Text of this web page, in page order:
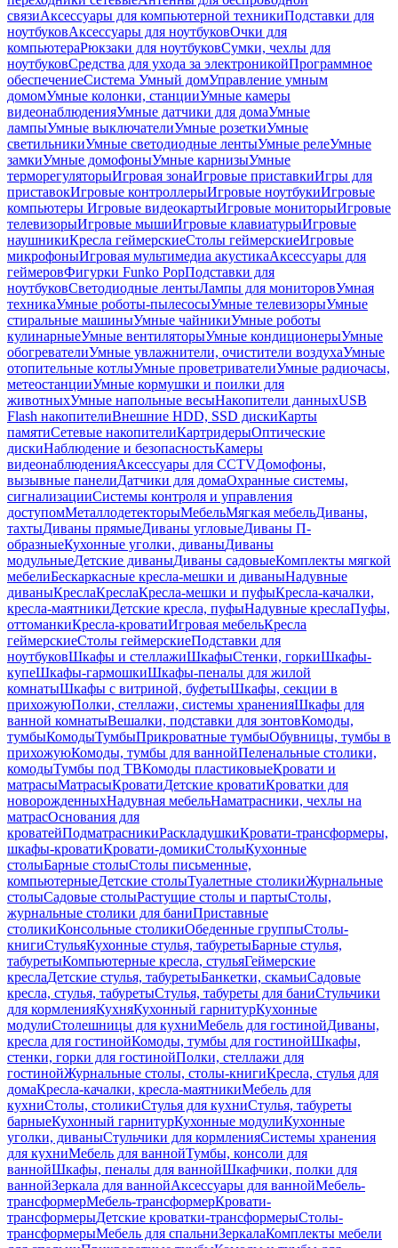
связиАксессуары для компьютерной техникиПодставки для
ноутбуковАксессуары для ноутбуковОчки для
компьютераРюкзаки для ноутбуковСумки, чехлы для
ноутбуковСредства для ухода за электроникойПрограммное
обеспечениеСистема Умный домУправление умным
домомУмные колонки, станцииУмные камеры
видеонаблюденияУмные датчики для домаУмные
лампыУмные выключателиУмные розеткиУмные
светильникиУмные светодиодные лентыУмные релеУмные
замкиУмные домофоныУмные карнизыУмные
терморегуляторыИгровая зонаИгровые приставкиИгры для
приставокИгровые контроллерыИгровые ноутбукиИгровые
компьютеры Игровые видеокартыИгровые мониторыИгровые
телевизорыИгровые мышиИгровые клавиатурыИгровые
наушникиКресла геймерскиеСтолы геймерскиеИгровые
микрофоныИгровая мультимедиа акустикаАксессуары для
геймеровФигурки Funko PopПодставки для
ноутбуковСветодиодные лентыЛампы для мониторовУмная
техникаУмные роботы-пылесосыУмные телевизорыУмные
стиральные машиныУмные чайникиУмные роботы
кулинарныеУмные вентиляторыУмные кондиционерыУмные
обогревателиУмные увлажнители, очистители воздухаУмные
отопительные котлыУмные проветривателиУмные радиочасы,
метеостанцииУмные кормушки и поилки для
животныхУмные напольные весыНакопители данныхUSB
Flash накопителиВнешние HDD, SSD дискиКарты
памятиСетевые накопителиКартридерыОптические
дискиНаблюдение и безопасностьКамеры
видеонаблюденияАксессуары для CCTVДомофоны,
вызывные панелиДатчики для домаОхранные системы,
сигнализацииСистемы контроля и управления
доступомМеталлодетекторыМебельМягкая мебельДиваны,
тахтыДиваны прямыеДиваны угловыеДиваны П-
образныеКухонные уголки, диваныДиваны
модульныеДетские диваныДиваны садовыеКомплекты мягкой
мебелиБескаркасные кресла-мешки и диваныНадувные
диваныКреслаКреслаКресла-мешки и пуфыКресла-качалки,
кресла-маятникиДетские кресла, пуфыНадувные креслаПуфы,
оттоманкиКресла-кроватиИгровая мебельКресла
геймерскиеСтолы геймерскиеПодставки для
ноутбуковШкафы и стеллажиШкафыСтенки, горкиШкафы-
купеШкафы-гармошкиШкафы-пеналы для жилой
комнатыШкафы с витриной, буфетыШкафы, секции в
прихожуюПолки, стеллажи, системы храненияШкафы для
ванной комнатыВешалки, подставки для зонтовКомоды,
тумбыКомодыТумбыПрикроватные тумбыОбувницы, тумбы в
прихожуюКомоды, тумбы для ваннойПеленальные столики,
комодыТумбы под ТВКомоды пластиковыеКровати и
матрасыМатрасыКроватиДетские кроватиКроватки для
новорожденныхНадувная мебельНаматрасники, чехлы на
матрасОснования для
кроватейПодматрасникиРаскладушкиКровати-трансформеры,
шкафы-кроватиКровати-домикиСтолыКухонные
столыБарные столыСтолы письменные,
компьютерныеДетские столыТуалетные столикиЖурнальные
столыСадовые столыРастущие столы и партыСтолы,
журнальные столики для баниПриставные
столикиКонсольные столикиОбеденные группыСтолы-
книгиСтульяКухонные стулья, табуретыБарные стулья,
табуретыКомпьютерные кресла, стульяГеймерские
креслаДетские стулья, табуретыБанкетки, скамьиСадовые
кресла, стулья, табуретыСтулья, табуреты для баниСтульчики
для кормленияКухняКухонный гарнитурКухонные
модулиСтолешницы для кухниМебель для гостинойДиваны,
кресла для гостинойКомоды, тумбы для гостинойШкафы,
стенки, горки для гостинойПолки, стеллажи для
гостинойЖурнальные столы, столы-книгиКресла, стулья для
домаКресла-качалки, кресла-маятникиМебель для
кухниСтолы, столикиСтулья для кухниСтулья, табуреты
барныеКухонный гарнитурКухонные модулиКухонные
уголки, диваныСтульчики для кормленияСистемы хранения
для кухниМебель для ваннойТумбы, консоли для
ваннойШкафы, пеналы для ваннойШкафчики, полки для
ваннойЗеркала для ваннойАксессуары для ваннойМебель-
трансформерМебель-трансформерКровати-
трансформерыДетские кроватки-трансформерыСтолы-
трансформерыМебель для спальниЗеркалаКомплекты мебели